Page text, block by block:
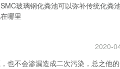
玻璃钢化粪池可以弥补传统化粪
哪里
2020-
也不会渗漏造成二次污染，总之他